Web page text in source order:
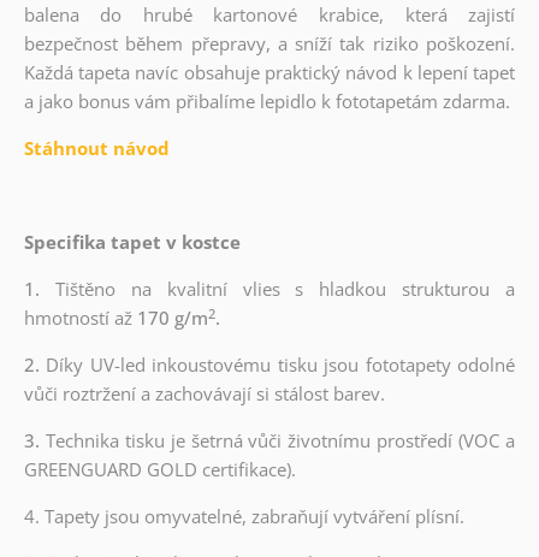
balena do hrubé kartonové krabice, která zajistí
bezpečnost během přepravy, a sníží tak riziko poškození.
Každá tapeta navíc obsahuje praktický návod k lepení tapet
a jako bonus vám přibalíme lepidlo k fototapetám zdarma.
Stáhnout návod
Specifika tapet v kostce
1. Tištěno na kvalitní vlies s hladkou strukturou a
hmotností až170 g/m2.
2. Díky UV-led inkoustovému tisku jsou fototapety odolné
vůči roztržení a zachovávají si stálost barev.
3. Technika tisku je šetrná vůči životnímu prostředí (VOC a
GREENGUARD GOLD certifikace).
4. Tapety jsou omyvatelné, zabraňují vytváření plísní.